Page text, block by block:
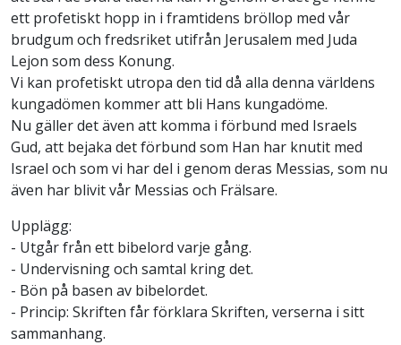
ett profetiskt hopp in i framtidens bröllop med vår
brudgum och fredsriket utifrån Jerusalem med Juda
Lejon som dess Konung.
Vi kan profetiskt utropa den tid då alla denna världens
kungadömen kommer att bli Hans kungadöme.
Nu gäller det även att komma i förbund med Israels
Gud, att bejaka det förbund som Han har knutit med
Israel och som vi har del i genom deras Messias, som nu
även har blivit vår Messias och Frälsare.
Upplägg:
- Utgår från ett bibelord varje gång.
- Undervisning och samtal kring det.
- Bön på basen av bibelordet.
- Princip: Skriften får förklara Skriften, verserna i sitt
sammanhang.